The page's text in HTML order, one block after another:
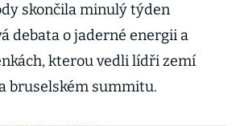
skončila minulý týden
debata o jaderné energii a
kterou vedli lídři zemí
bruselském summitu.